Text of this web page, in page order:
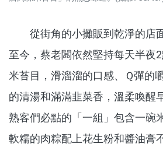
從街角的小攤販到乾淨的店
至今，蔡老闆依然堅持每天半夜
米苔目，滑溜溜的口感、Ｑ彈的
的清湯和滿滿韭菜香，溫柔喚醒
熟客們必點的「一組」包含一碗
軟糯的肉粽配上花生粉和醬油膏